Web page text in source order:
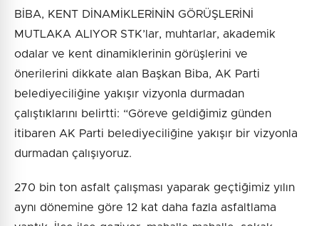
BİBA, KENT DİNAMİKLERİNİN GÖRÜŞLERİNİ
MUTLAKA ALIYOR STK’lar, muhtarlar, akademik
odalar ve kent dinamiklerinin görüşlerini ve
önerilerini dikkate alan Başkan Biba, AK Parti
belediyeciliğine yakışır vizyonla durmadan
çalıştıklarını belirtti: “Göreve geldiğimiz günden
itibaren AK Parti belediyeciliğine yakışır bir vizyonla
durmadan çalışıyoruz.
270 bin ton asfalt çalışması yaparak geçtiğimiz yılın
aynı dönemine göre 12 kat daha fazla asfaltlama